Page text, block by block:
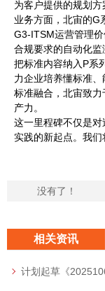
为客户提供的规划
业务方面，北宙的G
G3-ITSM运营管理
合规要求的自动化
把标准内容纳入P系
力企业培养懂标准
标准融合，北宙致
产力。
这一里程碑不仅是
实践的新起点。我们
没有了！
相关资讯
计划起草《20251061-